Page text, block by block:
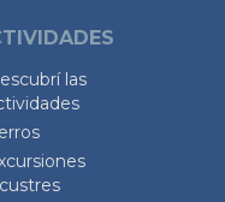
las